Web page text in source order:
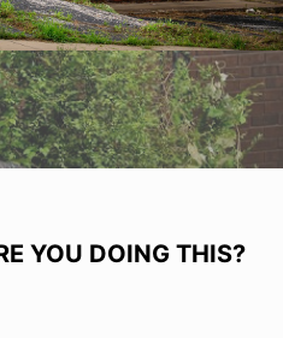
YOU DOING THIS?